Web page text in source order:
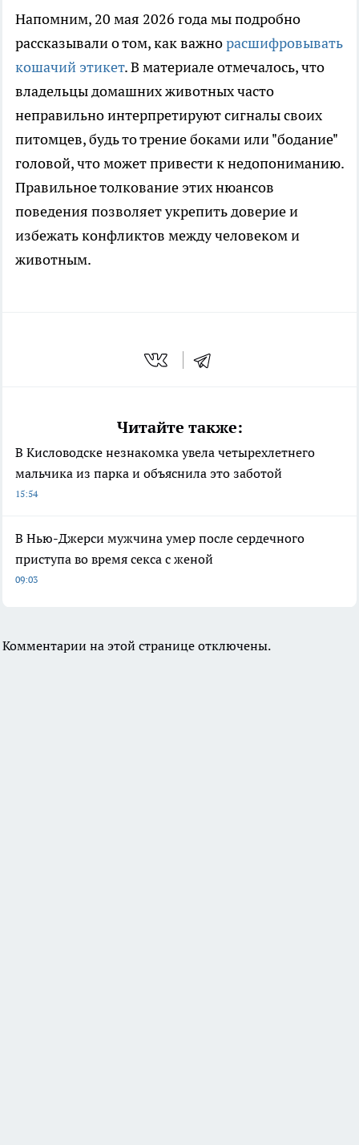
Напомним, 20 мая 2026 года мы подробно
рассказывали о том, как важнорасшифровывать
кошачий этикет. В материале отмечалось, что
владельцы домашних животных часто
неправильно интерпретируют сигналы своих
питомцев, будь то трение боками или "бодание"
головой, что может привести к недопониманию.
Правильное толкование этих нюансов
поведения позволяет укрепить доверие и
избежать конфликтов между человеком и
животным.
Читайте также:
В Кисловодске незнакомка увела четырехлетнего
мальчика из парка и объяснила это заботой
15:54
В Нью-Джерси мужчина умер после сердечного
приступа во время секса с женой
09:03
Комментарии на этой странице отключены.